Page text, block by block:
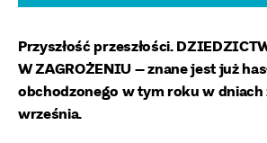
Przyszłość przeszłości.
W ZAGROŻENIU – znane jest już
obchodzonego w tym roku w dniach
września.